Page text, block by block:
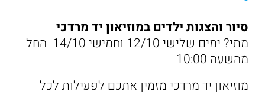
סיור והצגות ילדים במוזיאון יד מרדכי
מתי? ימים שלישי 12/10 וחמישי 14/10 החל
מהשעה 10:00
מוזיאון יד מרדכי מזמין אתכם לפעילות לכל